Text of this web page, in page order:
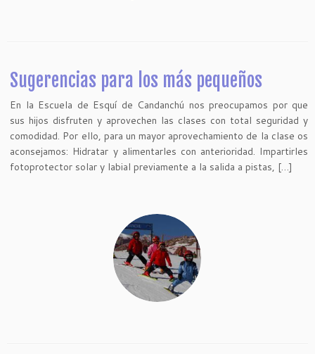
Sugerencias para los más pequeños
En la Escuela de Esquí de Candanchú nos preocupamos por que
sus hijos disfruten y aprovechen las clases con total seguridad y
comodidad. Por ello, para un mayor aprovechamiento de la clase os
aconsejamos: Hidratar y alimentarles con anterioridad. Impartirles
fotoprotector solar y labial previamente a la salida a pistas, […]